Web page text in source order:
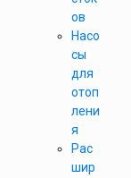
ов
Насо
сы
для
отоп
лени
я
Рас
шир